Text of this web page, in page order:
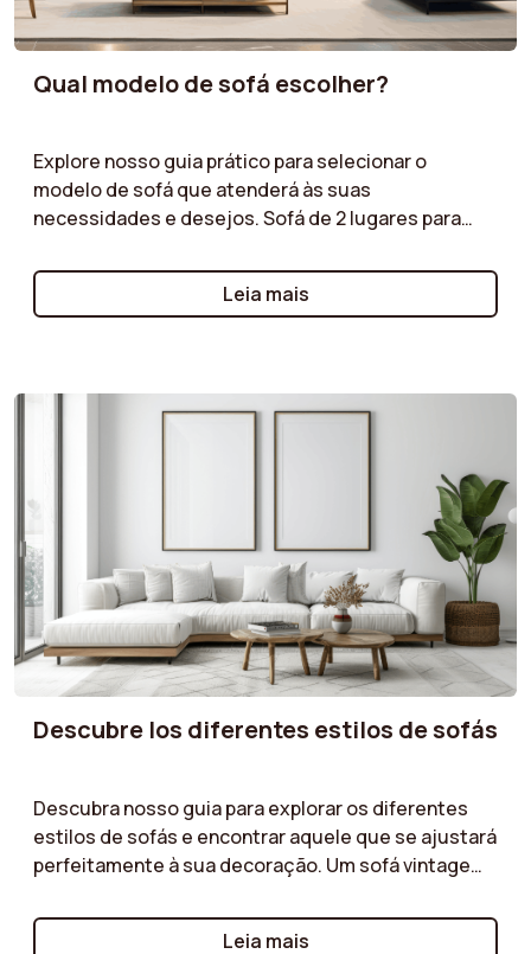
Qual modelo de sofá escolher?
Explore nosso guia prático para selecionar o
modelo de sofá que atenderá às suas
necessidades e desejos. Sofá de 2 lugares para
estar espaçosa ou sofá modular para máxima
flexibilidade: ajudamos você a entender as
Leia mais
Descubre los diferentes estilos de sofás
Descubra nosso guia para explorar os diferentes
estilos de sofás e encontrar aquele que se ajustará
perfeitamente à sua decoração. Um sofá vintage
visual sofisticado, um estilo industrial para uma
Leia mais